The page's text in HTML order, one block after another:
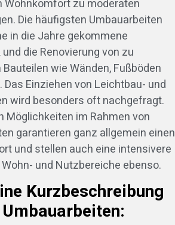
zu moderaten
Die häufigsten Umbauarbeiten
in die Jahre gekommene
die Renovierung von zu
wie Wänden, Fußböden
wird besonders oft nachgefragt.
Möglichkeiten im Rahmen von
garantieren ganz allgemein einen
und stellen auch eine intensivere
und Nutzbereiche ebenso.
Kurzbeschreibung